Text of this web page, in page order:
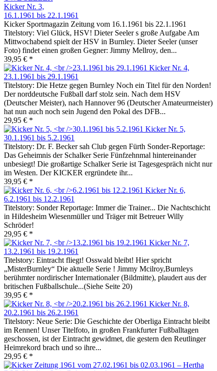
Kicker Nr. 3,
16.1.1961 bis 22.1.1961
Kicker Sportmagazin Zeitung vom 16.1.1961 bis 22.1.1961
Titelstory: Viel Glück, HSV! Dieter Seeler s große Aufgabe Am
Mittwochabend spielt der HSV in Burnley. Dieter Seeler (unser
Foto) findet einen großen Gegner: Jimmy Mellroy, den...
39,95 € *
Kicker Nr. 4,
23.1.1961 bis 29.1.1961
Titelstory: Die Hetze gegen Burnley Noch ein Titel für den Norden!
Der norddeutsche Fußball darf stolz sein. Nach dem HSV
(Deutscher Meister), nach Hannover 96 (Deutscher Amateurmeister)
hat nun auch noch sein Jugend den Pokal des DFB...
29,95 € *
Kicker Nr. 5,
30.1.1961 bis 5.2.1961
Titelstory: Dr. F. Becker sah Club gegen Fürth Sonder-Reportage:
Das Geheimnis der Schalker Serie Fünfzehnmal hintereinander
unbesiegt! Die großartige Schalker Serie ist Tagesgespräch nicht nur
im Westen. Der KICKER ergründete ihr...
39,95 € *
Kicker Nr. 6,
6.2.1961 bis 12.2.1961
Titelstory: Sonder Reportage: Immer die Trainer... Die Nachtschicht
in Hildesheim Wiesenmüller und Träger mit Betreuer Willy
Schröder!
29,95 € *
Kicker Nr. 7,
13.2.1961 bis 19.2.1961
Titelstory: Eintracht fliegt! Osswald bleibt! Hier spricht
„MisterBurnley“ Die aktuelle Serie ! Jimmy Mcilroy,Burnleys
berühmter nordirischer Internationaler (Bildmitte), plaudert aus der
britischen Fußballschule...(Siehe Seite 20)
39,95 € *
Kicker Nr. 8,
20.2.1961 bis 26.2.1961
Titelstory: Neue Serie: Die Geschichte der Oberliga Eintracht bleibt
im Rennen! Unser Titelfoto, in großen Frankfurter Fußballtagen
geschossen, ist der Eintracht gewidmet, die gestern den Reutlinger
Heimrekord brach und so ihre...
29,95 € *